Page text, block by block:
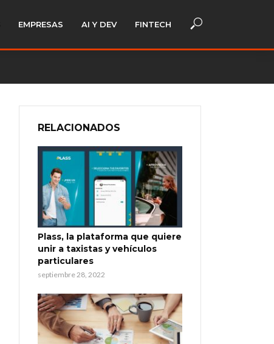
EMPRESAS AI Y DEV FINTECH
RELACIONADOS
Plass, la plataforma que quiere
unir a taxistas y vehículos
particulares
septiembre 28, 2022